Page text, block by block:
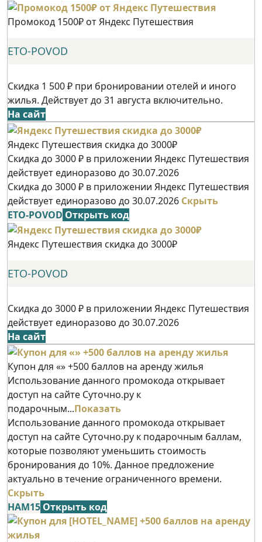
Промокод 1500₽ от Яндекс Путешествия
ETO-POVOD
Скидка 1 500 ₽ при бронировании отелей и иного
жилья. Действует до 31 августа включительно.
На сайт
Яндекс Путешествия скидка до 3000₽
Скидка до 3000 ₽ в приложении Яндекс Путешествия
действует единоразово до 30.07.2026
Скидка до 3000 ₽ в приложении Яндекс Путешествия
действует единоразово до 30.07.2026 Скрыть
ETO-POVOD Открыть код
Яндекс Путешествия скидка до 3000₽
ETO-POVOD
Скидка до 3000 ₽ в приложении Яндекс Путешествия
действует единоразово до 30.07.2026
На сайт
Купон для «» +500 баллов на аренду жилья
Использование данного промокода открывает
доступ на сайте Суточно.ру к
подарочным...Показать
Использование данного промокода открывает
доступ на сайте Суточно.ру к подарочным баллам,
которые позволяют уменьшить стоимость
бронирования до 10%. Данное предложение
актуально в течение ограниченного времени.
Скрыть
НАМ15 Открыть код